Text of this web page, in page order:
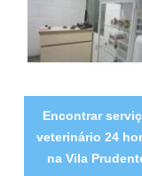
Encontrar
veterinário 24
na Vila